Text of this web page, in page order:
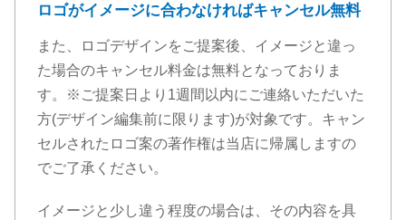
ロゴがイメージに合わなければキャンセル無料
また、ロゴデザインをご提案後、イメージと違っ
た場合のキャンセル料金は無料となっておりま
す。※ご提案日より1週間以内にご連絡いただいた
方(デザイン編集前に限ります)が対象です。キャン
セルされたロゴ案の著作権は当店に帰属しますの
でご了承ください。
イメージと少し違う程度の場合は、その内容を具